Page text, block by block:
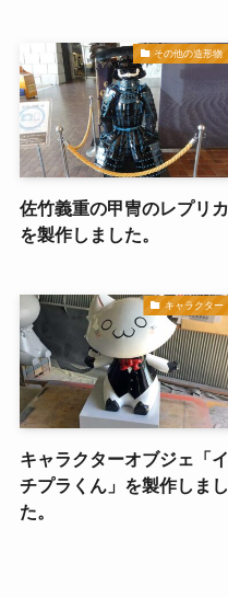
その他の造形物
佐竹義重の甲冑のレプリカ
を製作しました。
キャラクター
キャラクターオブジェ「イ
チプラくん」を製作しまし
た。